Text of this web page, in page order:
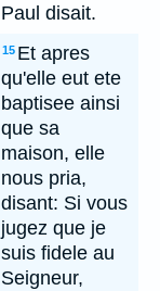
Paul disait.
15 Et apres
qu'elle eut ete
baptisee ainsi
que sa
maison, elle
nous pria,
disant: Si vous
jugez que je
suis fidele au
Seigneur,